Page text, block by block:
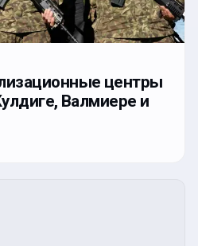
центры
Валмиере и